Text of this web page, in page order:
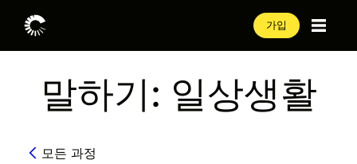
가입
말하기: 일상생활
모든 과정